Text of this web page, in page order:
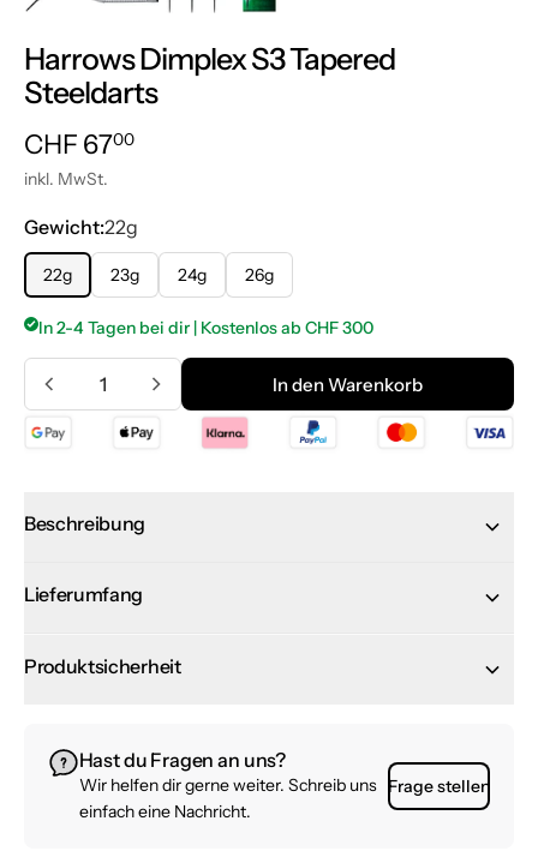
Harrows Dimplex S3 Tapered
Steeldarts
Normalpreis
CHF 6700CHF 67.00
inkl. MwSt.
Gewicht:22g
22g 23g 24g 26g
In 2-4 Tagen bei dir | Kostenlos ab CHF 300
Menge
In den Warenkorb
In den Warenkorb
Beschreibung
Lieferumfang
Produktsicherheit
Hast du Fragen an uns?
Wir helfen dir gerne weiter. Schreib uns
einfach eine Nachricht.
Frage stellen